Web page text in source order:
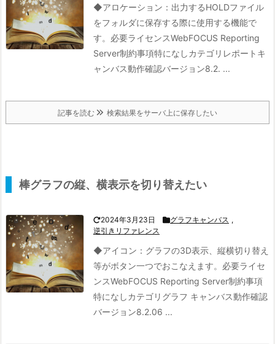
◆アロケーション： 出力するHOLDファイル
をフォルダに保存する際に使用する機能で
す。 必要ライセンスWebFOCUS Reporting
Server制約事項特になしカテゴリレポートキ
ャンバス動作確認バージョン8.2. ...
記事を読む 検索結果をサーバ上に保存したい
棒グラフの縦、横表示を切り替えたい
2024年3月23日 グラフキャンバス ,
逆引きリファレンス
◆アイコン： グラフの3D表示、縦横切り替え
等がボタン一つでおこなえます。 必要ライセ
ンスWebFOCUS Reporting Server制約事項
特になしカテゴリグラフ キャンバス動作確認
バージョン8.2.06 ...